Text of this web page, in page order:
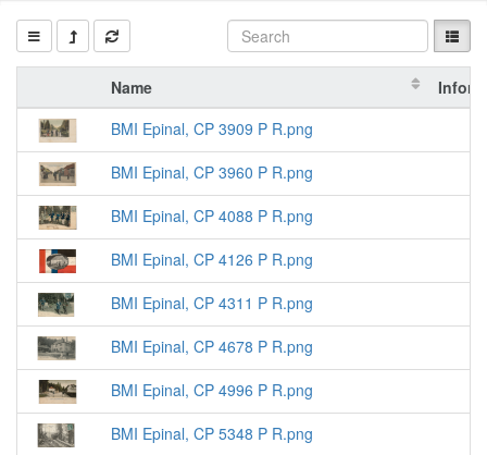
Name
BMI Epinal, CP 3909 P R.png
BMI Epinal, CP 3960 P R.png
BMI Epinal, CP 4088 P R.png
BMI Epinal, CP 4126 P R.png
BMI Epinal, CP 4311 P R.png
BMI Epinal, CP 4678 P R.png
BMI Epinal, CP 4996 P R.png
BMI Epinal, CP 5348 P R.png